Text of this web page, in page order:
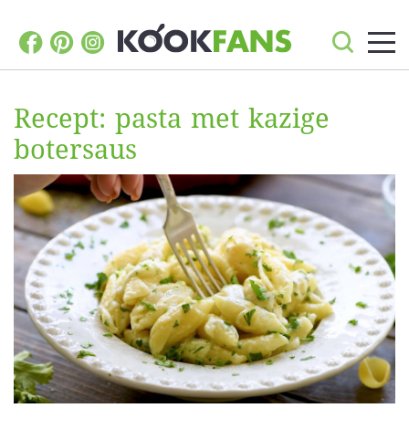
Recept: pasta met kazige
botersaus